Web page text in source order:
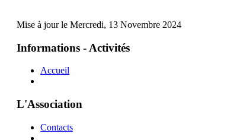
Mise à jour le Mercredi, 13 Novembre 2024
Informations - Activités
Accueil
L'Association
Contacts